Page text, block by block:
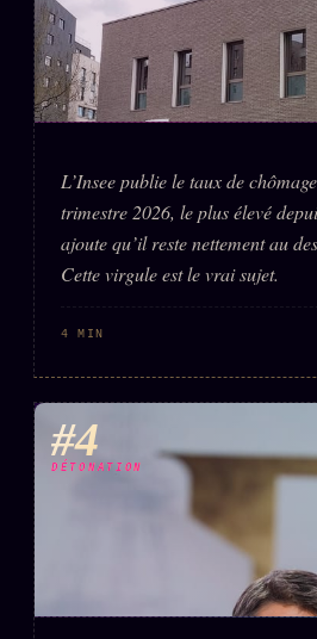
L’Insee publie le taux de
trimestre 2026, le plus élevé
ajoute qu’il reste nettement au
Cette virgule est le vrai sujet.
4 MIN
#4
DÉTONATION